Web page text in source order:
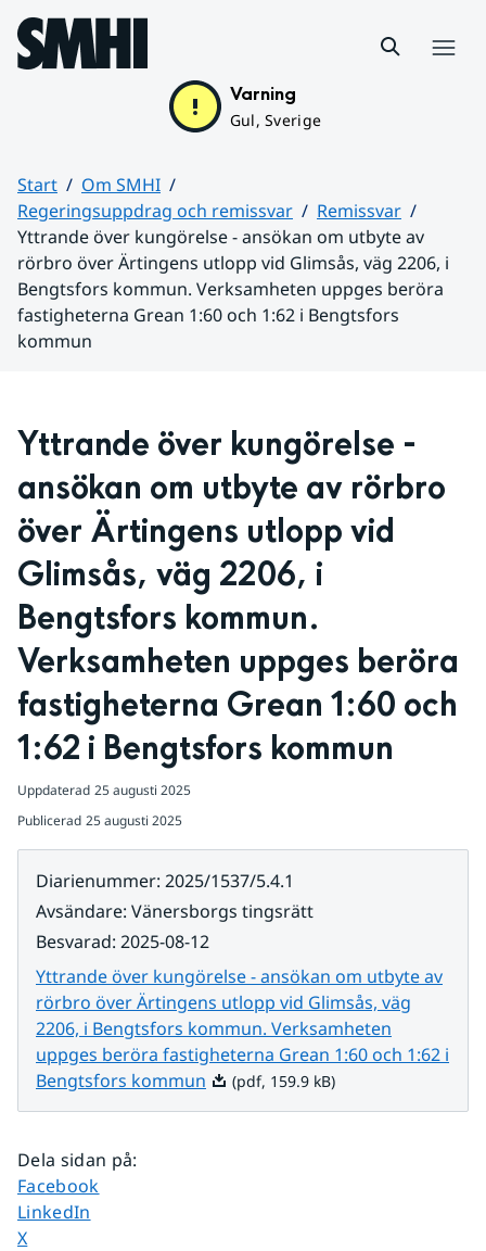
Hoppa till sidans innehåll
Varning
Gul, Sverige
Start
Om SMHI
Regeringsuppdrag och remissvar
Remissvar
Yttrande över kungörelse - ansökan om utbyte av
rörbro över Ärtingens utlopp vid Glimsås, väg 2206, i
Bengtsfors kommun. Verksamheten uppges beröra
fastigheterna Grean 1:60 och 1:62 i Bengtsfors
kommun
Yttrande över kungörelse -
ansökan om utbyte av rörbro
över Ärtingens utlopp vid
Glimsås, väg 2206, i
Bengtsfors kommun.
Verksamheten uppges beröra
fastigheterna Grean 1:60 och
1:62 i Bengtsfors kommun
Uppdaterad 25 augusti 2025
Publicerad 25 augusti 2025
Diarienummer: 2025/1537/5.4.1
Avsändare: Vänersborgs tingsrätt
Besvarad: 2025-08-12
Yttrande över kungörelse - ansökan om utbyte av
rörbro över Ärtingens utlopp vid Glimsås, väg
2206, i Bengtsfors kommun. Verksamheten
uppges beröra fastigheterna Grean 1:60 och 1:62 i
Bengtsfors kommun Pdf, 159.9 kB.
(pdf, 159.9 kB)
Dela sidan på:
Dela sidan på
Facebook
Dela sidan på
LinkedIn
Dela sidan på
X